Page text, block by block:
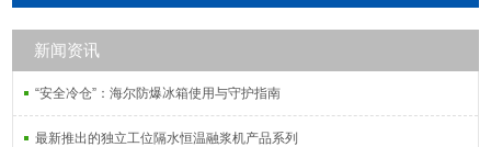
新闻资讯
“安全冷仓”：海尔防爆冰箱使用与守护指南
最新推出的独立工位隔水恒温融浆机产品系列